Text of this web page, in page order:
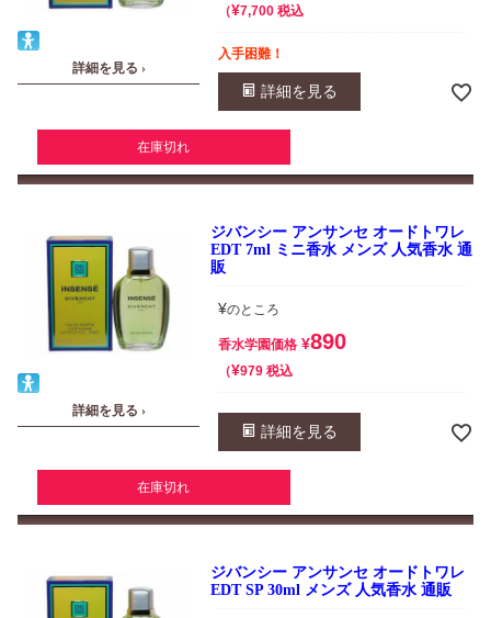
詳細を見る ›
¥7,700 税込
入手困難！
詳細を見る
在庫切れ
詳細を見る ›
ジバンシー アンサンセ オードトワレ
EDT 7ml ミニ香水 メンズ 人気香水 通
販
¥のところ
香水学園価格 ¥890
¥979 税込
詳細を見る
在庫切れ
ジバンシー アンサンセ オードトワレ
EDT SP 30ml メンズ 人気香水 通販